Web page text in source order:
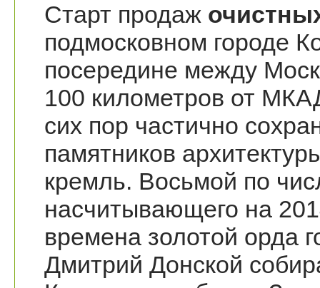
Старт продаж
подмосковном городе
посередине между
100 километров от
сих пор частично
памятников
кремль. Восьмой по
насчитывающего на
времена золотой орда
Дмитрий Донской